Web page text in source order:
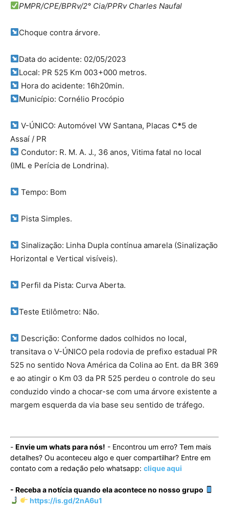
PMPR/CPE/BPRv/2° Cia/PPRv Charles Naufal
Choque contra árvore.
Data do acidente: 02/05/2023
Local: PR 525 Km 003+000 metros.
Hora do acidente: 16h20min.
Município: Cornélio Procópio
V-ÚNICO: Automóvel VW Santana, Placas C*5 de
Assaí / PR
Condutor: R. M. A. J., 36 anos, Vitima fatal no local
(IML e Perícia de Londrina).
Tempo: Bom
Pista Simples.
Sinalização: Linha Dupla contínua amarela (Sinalização
Horizontal e Vertical visíveis).
Perfil da Pista: Curva Aberta.
Teste Etilômetro: Não.
Descrição: Conforme dados colhidos no local,
transitava o V-ÚNICO pela rodovia de prefixo estadual PR
525 no sentido Nova América da Colina ao Ent. da BR 369
e ao atingir o Km 03 da PR 525 perdeu o controle do seu
conduzido vindo a chocar-se com uma árvore existente a
margem esquerda da via base seu sentido de tráfego.
- Envie um whats para nós! - Encontrou um erro? Tem mais
detalhes? Ou aconteceu algo e quer compartilhar? Entre em
contato com a redação pelo whatsapp: clique aqui
- Receba a notícia quando ela acontece no nosso grupo
https://is.gd/2nA6u1